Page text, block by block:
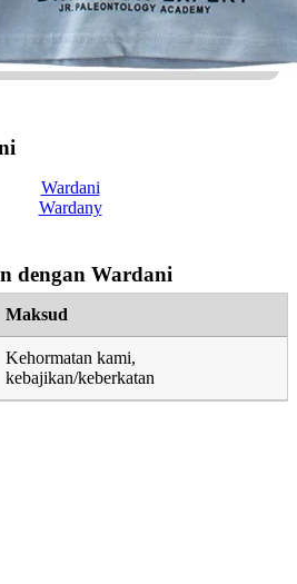
Wardani
Wardany
dengan Wardani
Maksud
Kehormatan kami,
kebajikan/keberkatan